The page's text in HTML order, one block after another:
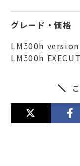
グレード・価格
LM500h
LM500h